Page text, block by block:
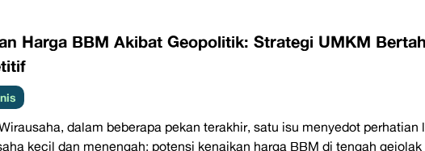
Harga BBM Akibat Geopolitik: Strategi UMKM
dalam beberapa pekan terakhir, satu isu menyedot
kecil dan menengah: potensi kenaikan harga BBM di tengah gejolak